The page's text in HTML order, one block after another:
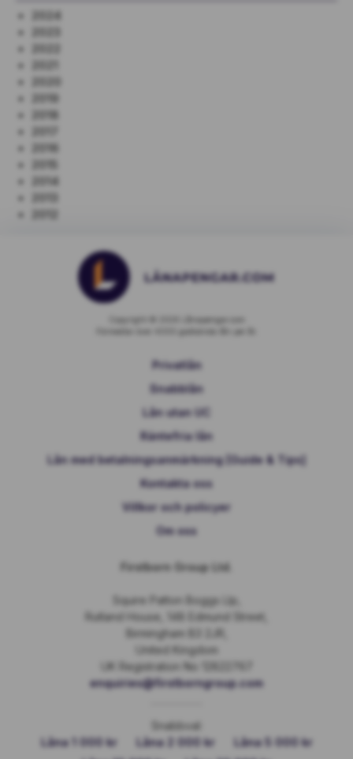
2024
2019
2018
2016
2014
Privatlån
Snabblån
Lån utan UC
Räntefria lån
Lån med betalningsanmärkning [Guide & Tips]
Kontakta oss
Villkor och policyer
Om oss
Firstborn Group Ltd.
Squire Patton Boggs Llp,
Rutland House, 148 Edmund Street,
Birmingham B3 2JR,
United Kingdom
UK Registration No 12822767
enquiries@firstborngroup.com
Snabbval:
Låna 1 000 kr
Låna 2 000 kr
Låna 5 000 kr